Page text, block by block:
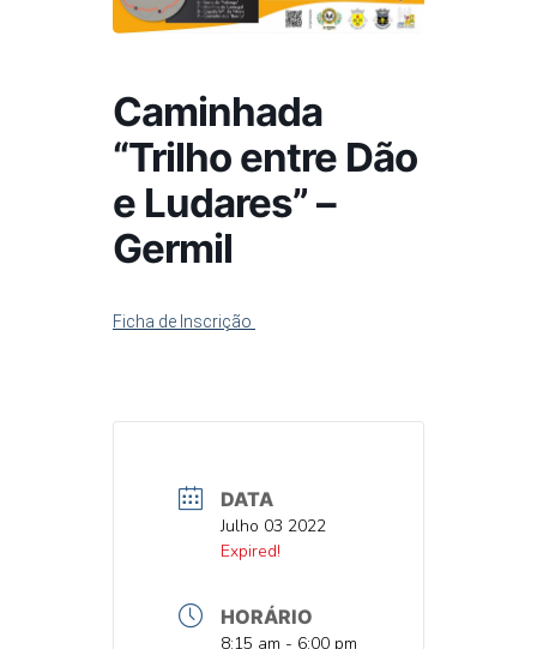
Caminhada
“Trilho entre Dão
e Ludares” –
Germil
Ficha de Inscrição
DATA
DATAJulho 03 2022
DATAExpired!
HORÁRIO
8:15 am - 6:00 pm